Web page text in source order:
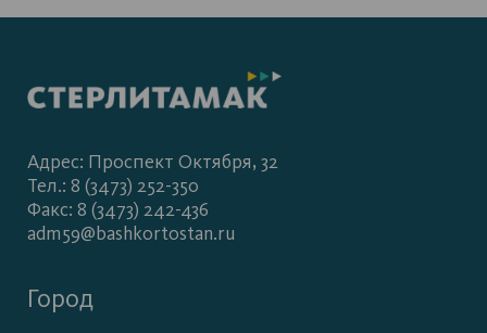
Адрес: Проспект Октября, 32
Тел.: 8 (3473) 252-350
Факс: 8 (3473) 242-436
adm59@bashkortostan.ru
Город